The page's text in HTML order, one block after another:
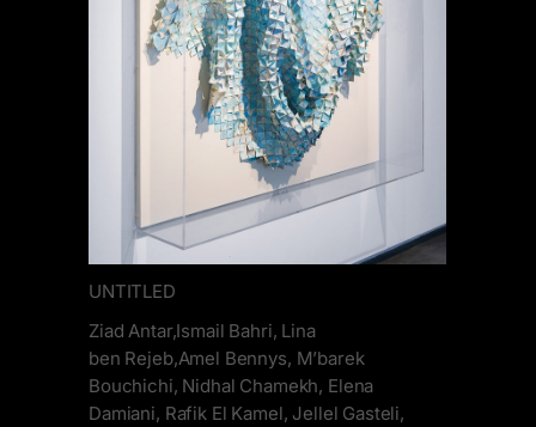
UNTITLED
Ziad Antar,Ismail Bahri, Lina
ben Rejeb,Amel Bennys, M’barek
Bouchichi, Nidhal Chamekh, Elena
Damiani, Rafik El Kamel, Jellel Gasteli,